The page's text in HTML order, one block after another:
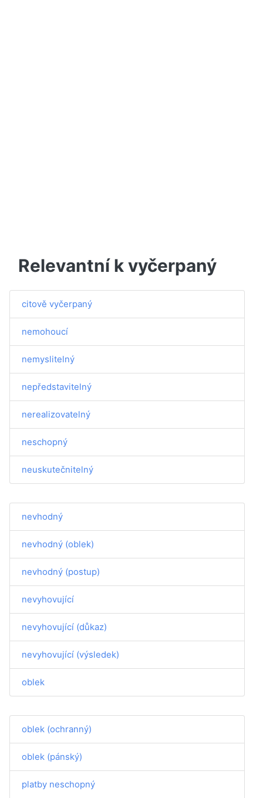
Relevantní k vyčerpaný
citově vyčerpaný
nemohoucí
nemyslitelný
nepředstavitelný
nerealizovatelný
neschopný
neuskutečnitelný
nevhodný
nevhodný (oblek)
nevhodný (postup)
nevyhovující
nevyhovující (důkaz)
nevyhovující (výsledek)
oblek
oblek (ochranný)
oblek (pánský)
platby neschopný